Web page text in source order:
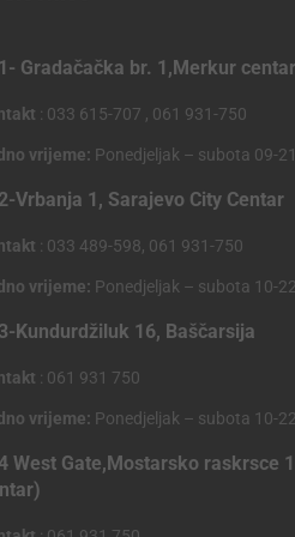
Gradačačka br. 1,Merkur centar
: 033 615-707 , 061 931-750
vrijeme: Ponedjeljak – subota 09-
Vrbanja 1, Sarajevo City Centar
: 033 489-598, 061 931-750
vrijeme: Ponedjeljak – subota 10-
Kundurdžiluk 16, Baščarsija
: 061 931 750
vrijeme: Ponedjeljak – subota 10-
West Gate,Mostarsko raskrsce